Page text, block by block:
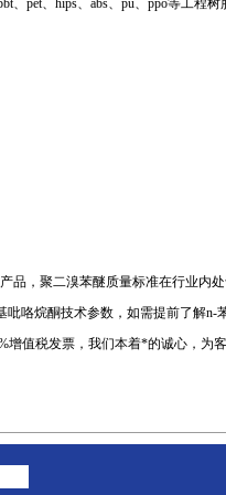
pet、hips、abs、pu、ppo等工程树
品，聚二溴苯醚质量标准在行业内处
咯烷酮技术参数，如需提前了解n-
增值税发票，我们本着*的诚心，为